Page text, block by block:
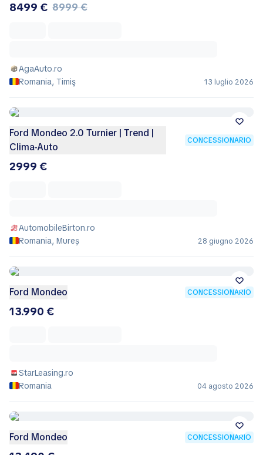
8499 € 8999 €
AgaAuto.ro
Romania, Timiş
13 luglio 2026
Ford Mondeo 2.0 Turnier | Trend |
Clima-Auto
CONCESSIONARIO
2999 €
AutomobileBirton.ro
Romania, Mureș
28 giugno 2026
Ford Mondeo CONCESSIONARIO
13.990 €
StarLeasing.ro
Romania
04 agosto 2026
Ford Mondeo CONCESSIONARIO